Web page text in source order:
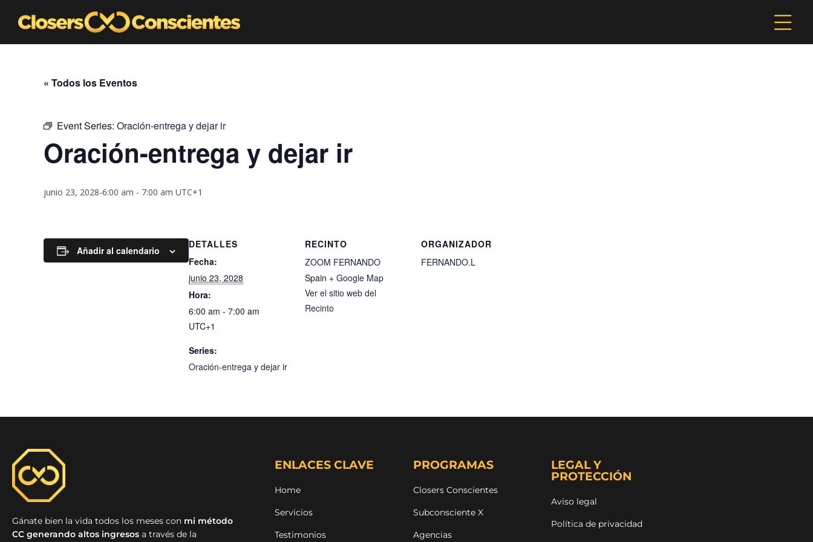
« Todos los Eventos
Event Series: Oración-entrega y dejar ir
Oración-entrega y dejar ir
junio 23, 2028-6:00 am - 7:00 am UTC+1
Añadir al calendario
DETALLES
Fecha:
junio 23, 2028
Hora:
6:00 am - 7:00 am
UTC+1
Series:
Oración-entrega y dejar ir
RECINTO
ZOOM FERNANDO
Spain + Google Map
Ver el sitio web del
Recinto
ORGANIZADOR
FERNANDO.L
Gánate bien la vida todos los meses con mi método
CC generando altos ingresos a través de la
ENLACES CLAVE
Home
Servicios
Testimonios
PROGRAMAS
Closers Conscientes
Subconsciente X
Agencias
LEGAL Y
PROTECCIÓN
Aviso legal
Política de privacidad